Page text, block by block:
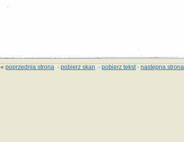
«poprzednia strona ·pobierz skan ·pobierz tekst·następna strona